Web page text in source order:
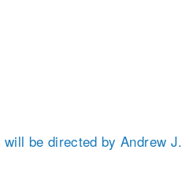
be directed by Andrew J.